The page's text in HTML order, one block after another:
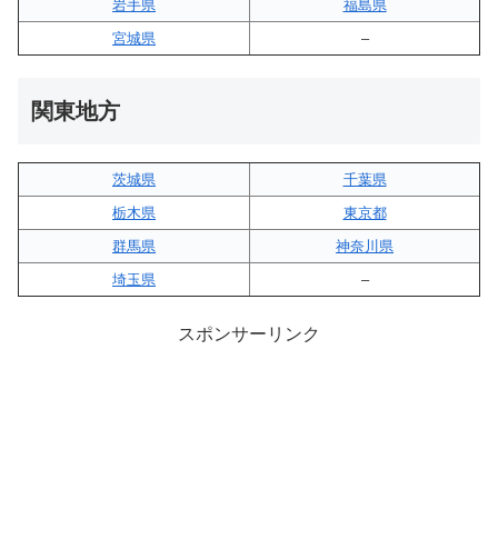
岩手県
福島県
宮城県
–
関東地方
茨城県
千葉県
栃木県
東京都
群馬県
神奈川県
埼玉県
–
スポンサーリンク